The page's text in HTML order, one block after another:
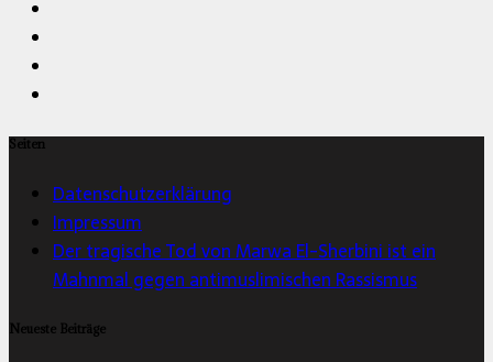
Seiten
Datenschutzerklärung
Impressum
Der tragische Tod von Marwa El-Sherbini ist ein
Mahnmal gegen antimuslimischen Rassismus
Neueste Beiträge